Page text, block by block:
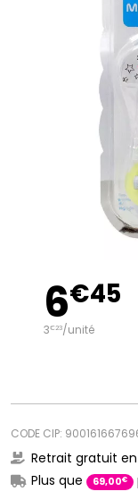
6€45
3€23/unité
CODE CIP:
Retrait gratuit
Plus que
69,00€